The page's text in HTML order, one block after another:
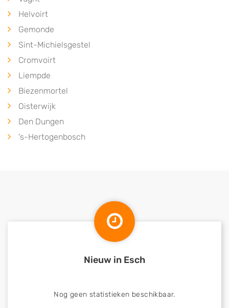
Helvoirt
Gemonde
Sint-Michielsgestel
Cromvoirt
Liempde
Biezenmortel
Oisterwijk
Den Dungen
's-Hertogenbosch
Nieuw in Esch
Nog geen statistieken beschikbaar.